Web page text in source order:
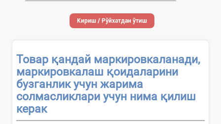
Кириш / Рўйхатдан ўтиш
Товар қандай маркировкаланади,
маркировкалаш қоидаларини
бузганлик учун жарима
солмасликлари учун нима қилиш
керак